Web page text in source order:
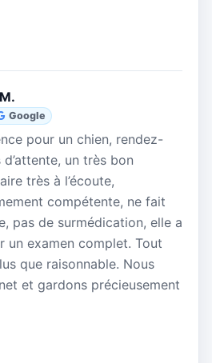
Google
pour un chien, rendez-
un très bon
très à l’écoute,
compétente, ne fait
pas de surmédication, elle a
un examen complet. Tout
que raisonnable. Nous
et gardons précieusement